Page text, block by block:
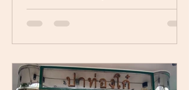
ไก่ทอด เจ๊หมวย），地点位于马里安曼
印度庙（Wat Khaek）旁的巷内，曼谷